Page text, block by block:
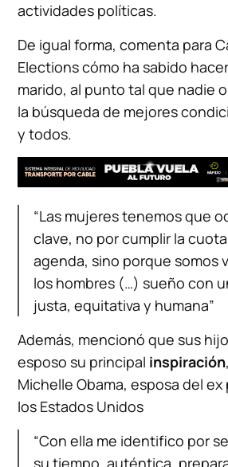
actividades políticas.
De igual forma, comenta para
Elections cómo ha sabido
marido, al punto tal que nadie
la búsqueda de mejores
y todos.
“Las mujeres tenemos que
clave, no por cumplir la
agenda, sino porque somos
los hombres (…) sueño con
justa, equitativa y humana”
Además, mencionó que sus
esposo su principal inspiración
Michelle Obama, esposa del
los Estados Unidos
“Con ella me identifico por